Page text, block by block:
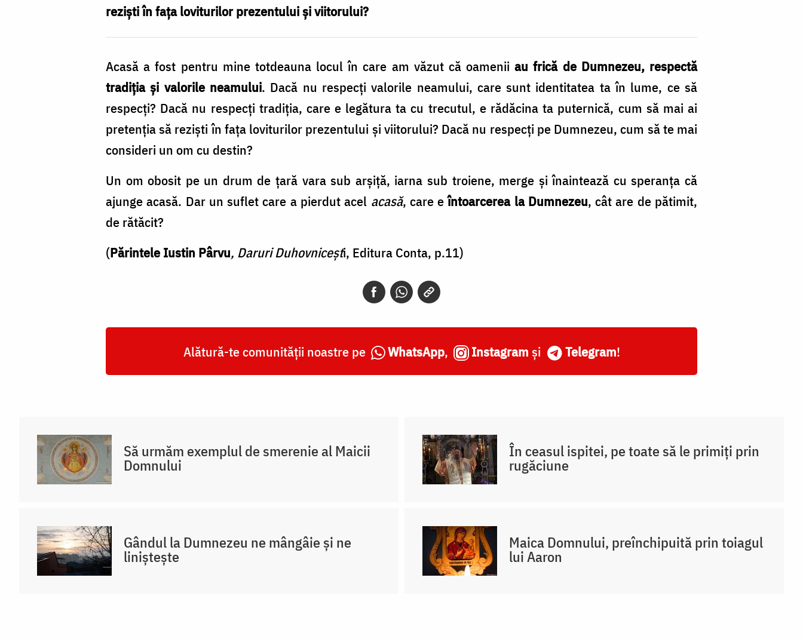
rezişti în faţa loviturilor prezentului şi viitorului?
Acasă a fost pentru mine totdeauna locul în care am văzut că oamenii au frică de Dumnezeu, respectă
tradiţia şi valorile neamului. Dacă nu respecţi valorile neamului, care sunt identitatea ta în lume, ce să
respecți? Dacă nu respecţi tradiţia, care e legătura ta cu trecutul, e rădăcina ta puternică, cum să mai ai
pretenţia să rezişti în faţa loviturilor prezentului şi viitorului? Dacă nu respecţi pe Dumnezeu, cum să te mai
consideri un om cu destin?
Un om obosit pe un drum de ţară vara sub arşiţă, iarna sub troiene, merge şi înaintează cu speranţa că
ajunge acasă. Dar un suflet care a pierdut acel acasă, care eîntoarcerea la Dumnezeu, cât are de pătimit,
de rătăcit?
(Părintele Iustin Pârvu, Daruri Duhovnicești, Editura Conta, p.11)
Alătură-te comunității noastre pe WhatsApp, Instagram și Telegram!
Să urmăm exemplul de smerenie al Maicii
Domnului
În ceasul ispitei, pe toate să le primiți prin
rugăciune
Gândul la Dumnezeu ne mângâie și ne
liniștește
Maica Domnului, preînchipuită prin toiagul
lui Aaron